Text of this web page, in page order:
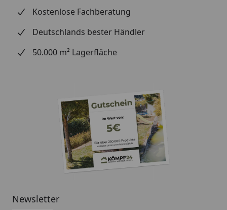
Bildschirmauflösung, Dekor oder auch Helligkeit
Kostenlose Fachberatung
Deutschlands bester Händler
50.000 m² Lagerfläche
Newsletter